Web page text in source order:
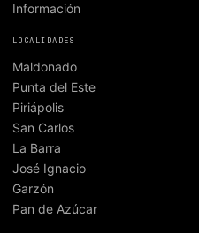
Información
LOCALIDADES
Maldonado
Punta del Este
Piriápolis
San Carlos
La Barra
José Ignacio
Garzón
Pan de Azúcar